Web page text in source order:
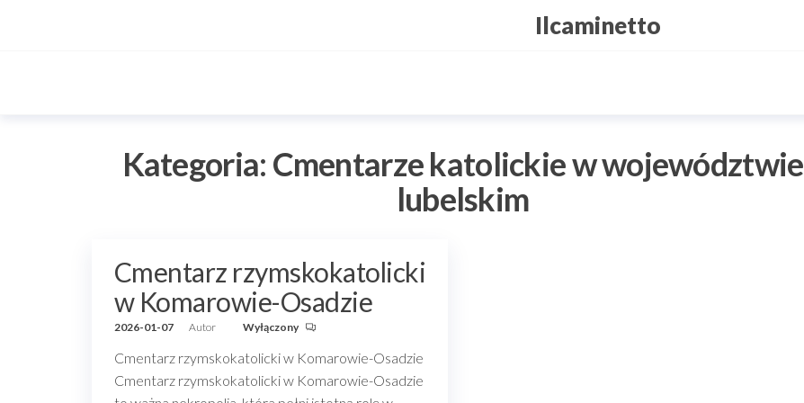
Ilcaminetto
Kategoria: Cmentarze katolickie w województwie
lubelskim
Cmentarz rzymskokatolicki
w Komarowie-Osadzie
2026-01-07 Autor Wyłączony
Cmentarz rzymskokatolicki w Komarowie-Osadzie
Cmentarz rzymskokatolicki w Komarowie-Osadzie